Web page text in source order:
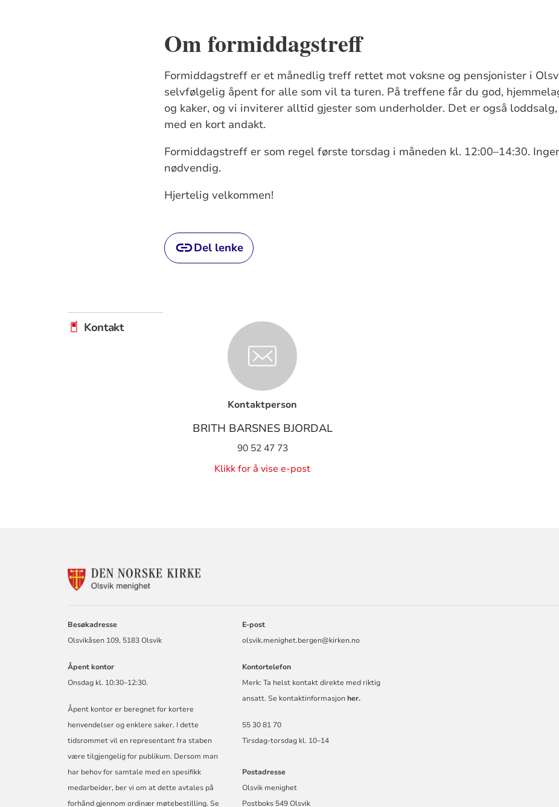
Om formiddagstreff
Formiddagstreff er et månedlig treff rettet mot voksne og pensjonister i
selvfølgelig åpent for alle som vil ta turen. På treffene får du god,
og kaker, og vi inviterer alltid gjester som underholder. Det er også
med en kort andakt.
Formiddagstreff er som regel første torsdag i måneden kl. 12:00–14:30.
nødvendig.
Hjertelig velkommen!
Del lenke
Kontakt
Kontaktperson
BRITH BARSNES BJORDAL
90 52 47 73
Klikk for å vise e-post
KONTAKTINFORMASJON
Besøkadresse
Olsvikåsen 109, 5183 Olsvik
Åpent kontor
Onsdag kl. 10:30–12:30.
Åpent kontor er beregnet for kortere
henvendelser og enklere saker. I dette
tidsrommet vil en representant fra staben
være tilgjengelig for publikum. Dersom man
har behov for samtale med en spesifikk
medarbeider, ber vi om at dette avtales på
forhånd gjennom ordinær møtebestilling. Se
E-post
olsvik.menighet.bergen@kirken.no
Kontortelefon
Merk: Ta helst kontakt direkte med riktig
ansatt. Se kontaktinformasjonher.
55 30 81 70
Tirsdag-torsdag kl. 10–14
Postadresse
Olsvik menighet
Postboks 549 Olsvik